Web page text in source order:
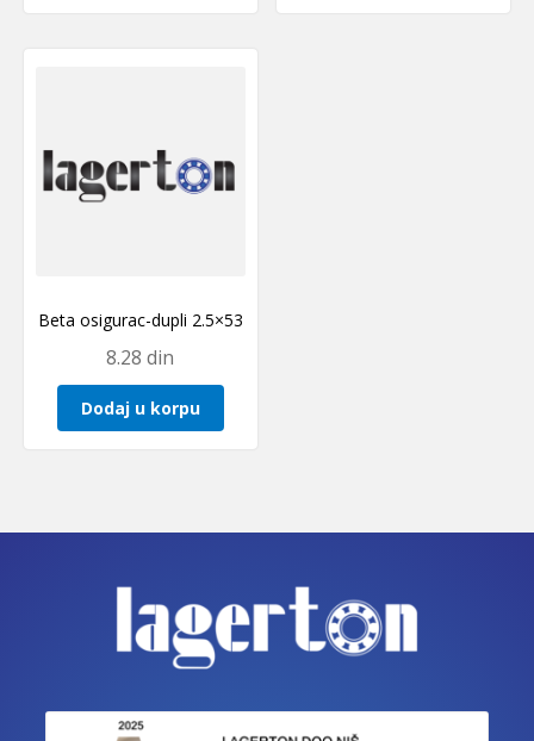
Beta osigurac-dupli 2.5×53
8.28din
Dodaj u korpu